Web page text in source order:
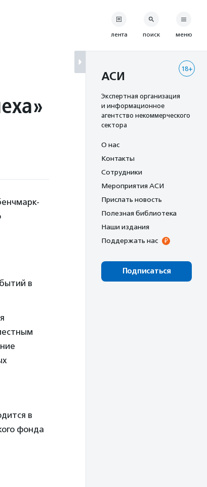
в
в
фонда
лента поиск меню
18+
АСИ
Экспертная организация
и информационное
агентство некоммерческого
сектора
О нас
Контакты
Сотрудники
Мероприятия АСИ
Прислать новость
Полезная библиотека
Наши издания
Поддержать нас
Подписаться